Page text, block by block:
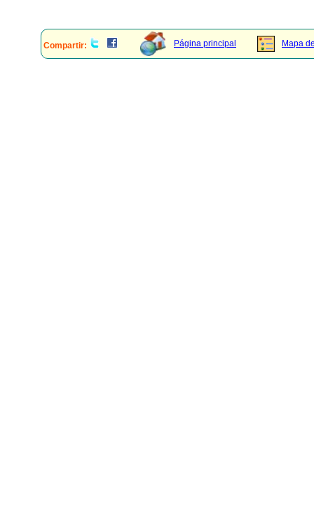
Compartir: Página principal Mapa